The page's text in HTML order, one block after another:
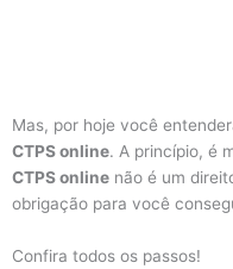
Mas, por hoje você
CTPS online. A princípio, é
CTPS online não é um
obrigação para você
Confira todos os passos!